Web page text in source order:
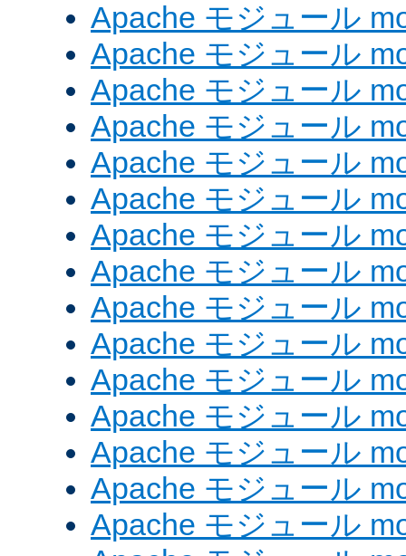
Apache モジュール
Apache モジュール
Apache モジュール
Apache モジュール
Apache モジュール
Apache モジュール
Apache モジュール
Apache モジュール
Apache モジュール
Apache モジュール
Apache モジュール
Apache モジュール
Apache モジュール
Apache モジュール
Apache モジュール